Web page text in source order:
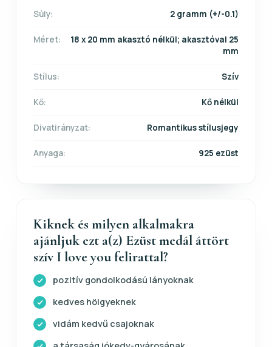
Súly: 2 gramm (+/-0.1)
Méret:
18 x 20 mm akasztó nélkül; akasztóval 25
mm
Stílus: Szív
Kő: Kő nélkül
Divatirányzat: Romantikus stílusjegy
Anyaga: 925 ezüst
Kiknek és milyen alkalmakra
ajánljuk ezt a(z) Ezüst medál áttört
szív I love you felirattal?
pozitív gondolkodású lányoknak
kedves hölgyeknek
vidám kedvű csajoknak